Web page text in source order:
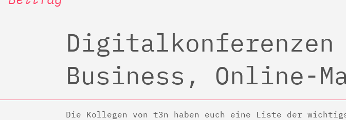
Digitalkonferenzen
Business, Online-
Die Kollegen von t3n haben euch eine Liste der